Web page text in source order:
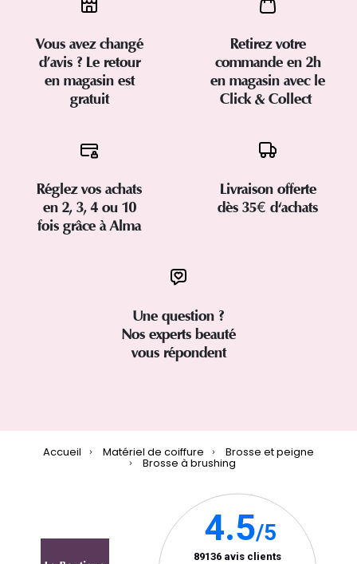
Vous avez changé
d’avis ? Le retour
en magasin est
gratuit
Retirez votre
commande en 2h
en magasin avec le
Click & Collect
Réglez vos achats
en 2, 3, 4 ou 10
fois grâce à Alma
Livraison offerte
dès 35€ d'achats
Une question ?
Nos experts beauté
vous répondent
Accueil Matériel de coiffure Brosse et peigne
Brosse à brushing